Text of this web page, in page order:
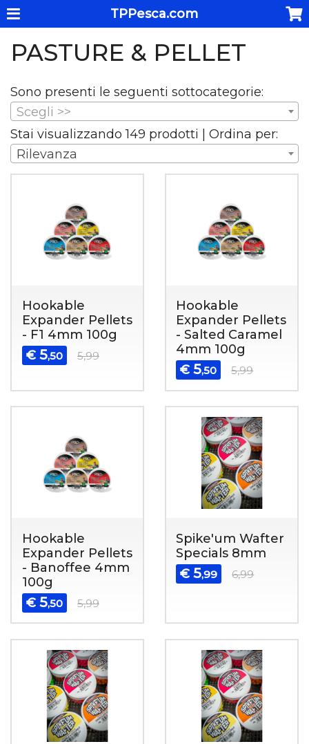
TPPesca.com
PASTURE & PELLET
Sono presenti le seguenti sottocategorie:
Scegli >>
Stai visualizzando 149 prodotti | Ordina per:
Rilevanza
Hookable
Expander Pellets
- F1 4mm 100g
€ 5,50 5,99
Hookable
Expander Pellets
- Salted Caramel
4mm 100g
€ 5,50 5,99
Hookable
Expander Pellets
- Banoffee 4mm
100g
€ 5,50 5,99
Spike'um Wafter
Specials 8mm
€ 5,99 6,99